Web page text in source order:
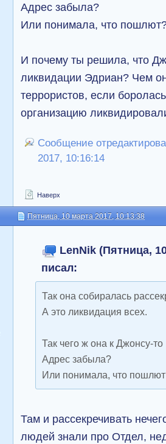
Адрес забыла?
Или понимала, что
И почему ты решила, что
ликвидации Эдриан? Чем
террористов, если
организацию
Сообщение
2017, 10:16:14
Наверх
Пятница, 10 марта 2017, 10:13:38
LenNik (Пятница,
писал:
Так она собиралась
А это ликвидация всех.
Так чего ж она к Джонсу-
Адрес забыла?
Или понимала, что
Там и рассекречивать
людей знали про Отдел,